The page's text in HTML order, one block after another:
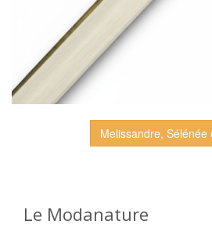
Melissandre, Sélénée
Le Modanature